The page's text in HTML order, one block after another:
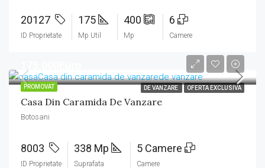
20127
ID Proprietate
175
Mp Util
400
Mp
6
Camere
PROMOVAT DE VANZARE OFERTA EXCLUSIVA
Casa Din Caramida De Vanzare
Botosani
8003
ID Proprietate
338 Mp
Suprafata
5 Camere
Camere